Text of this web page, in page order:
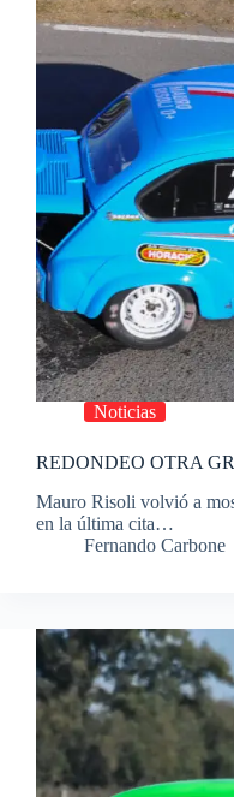
Noticias
REDONDEO OTRA
Mauro Risoli volvió a
en la última cita…
Fernando Carbone